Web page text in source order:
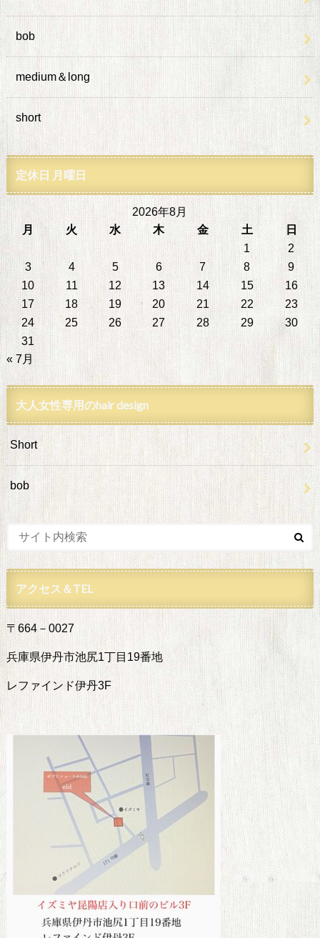
bob
medium＆long
short
定休日 月曜日
2026年8月
月
火 水 木 金 土
日
1
2
3
4 5 6 7 8
9
10
11 12 13 14 15
16
17
18 19 20 21 22
23
24
25 26 27 28 29
30
31
« 7月
大人女性専用のhair design
Short
bob
アクセス＆TEL
〒664－0027
兵庫県伊丹市池尻1丁目19番地
レファインド伊丹3F